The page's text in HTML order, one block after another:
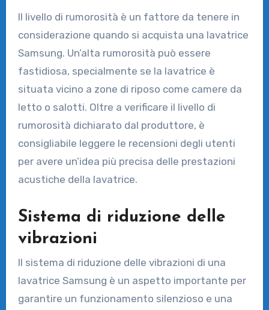
Il livello di rumorosità è un fattore da tenere in
considerazione quando si acquista una lavatrice
Samsung. Un’alta rumorosità può essere
fastidiosa, specialmente se la lavatrice è
situata vicino a zone di riposo come camere da
letto o salotti. Oltre a verificare il livello di
rumorosità dichiarato dal produttore, è
consigliabile leggere le recensioni degli utenti
per avere un’idea più precisa delle prestazioni
acustiche della lavatrice.
Sistema di riduzione delle
vibrazioni
Il sistema di riduzione delle vibrazioni di una
lavatrice Samsung è un aspetto importante per
garantire un funzionamento silenzioso e una